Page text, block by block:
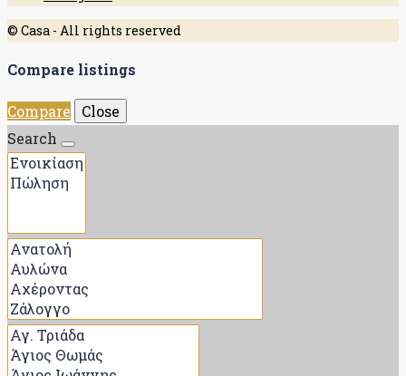
© Casa - All rights reserved
Compare listings
Compare
Close
Search